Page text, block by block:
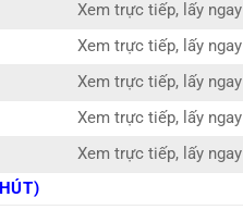
Xem trực tiếp, lấy ngay
Xem trực tiếp, lấy ngay
Xem trực tiếp, lấy ngay
Xem trực tiếp, lấy ngay
Xem trực tiếp, lấy ngay